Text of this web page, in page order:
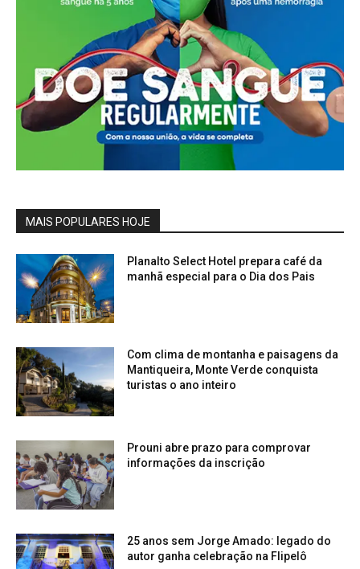
MAIS POPULARES HOJE
Planalto Select Hotel prepara café da
manhã especial para o Dia dos Pais
Com clima de montanha e paisagens da
Mantiqueira, Monte Verde conquista
turistas o ano inteiro
Prouni abre prazo para comprovar
informações da inscrição
25 anos sem Jorge Amado: legado do
autor ganha celebração na Flipelô